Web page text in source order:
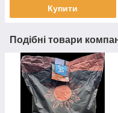
Купити
Подібні товари